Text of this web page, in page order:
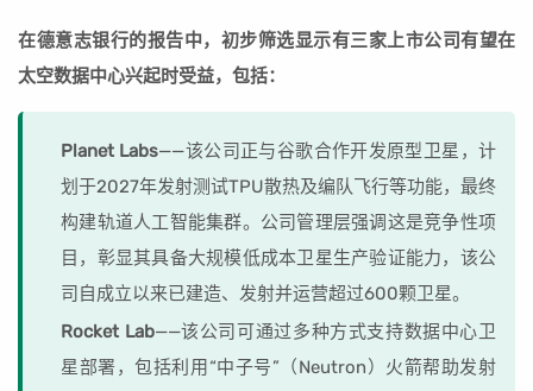
在德意志银行的报告中，初步筛选显示有三家上市公司有望在
太空数据中心兴起时受益，包括：
Planet Labs——该公司正与谷歌合作开发原型卫星，计
划于2027年发射测试TPU散热及编队飞行等功能，最终
构建轨道人工智能集群。公司管理层强调这是竞争性项
目，彰显其具备大规模低成本卫星生产验证能力，该公
司自成立以来已建造、发射并运营超过600颗卫星。
Rocket Lab——该公司可通过多种方式支持数据中心卫
星部署，包括利用“中子号”（Neutron）火箭帮助发射